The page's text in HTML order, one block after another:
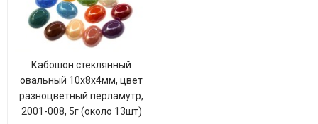
Кабошон стеклянный
овальный 10х8х4мм, цвет
разноцветный перламутр,
2001-008, 5г (около 13шт)